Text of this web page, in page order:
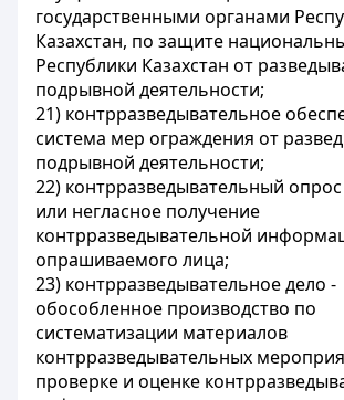
государственными органами
Казахстан, по защите
Республики Казахстан от
подрывной деятельности;
21) контрразведывательное
система мер ограждения от
подрывной деятельности;
22) контрразведывательный опрос
или негласное получение
контрразведывательной
опрашиваемого лица;
23) контрразведывательное дело -
обособленное производство по
систематизации материалов
контрразведывательных
проверке и оценке